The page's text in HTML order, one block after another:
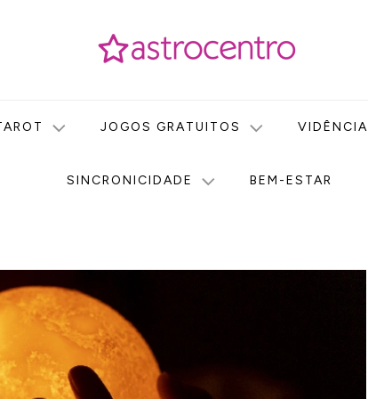
JOGOS GRATUITOS VIDÊNCIA
SINCRONICIDADE BEM-ESTAR